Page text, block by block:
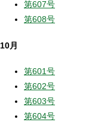
第607号
第608号
10月
第601号
第602号
第603号
第604号